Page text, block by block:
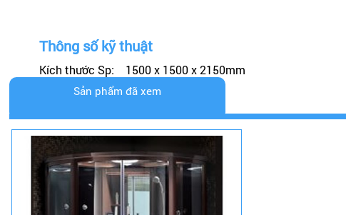
Thông số kỹ thuật
Kích thước Sp: 1500 x 1500 x 2150mm
Sản phẩm đã xem